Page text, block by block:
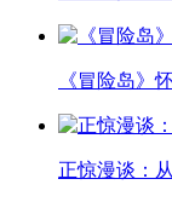
《冒险岛》
正惊漫谈：